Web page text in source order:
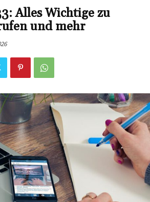
Alles Wichtige zu
und mehr